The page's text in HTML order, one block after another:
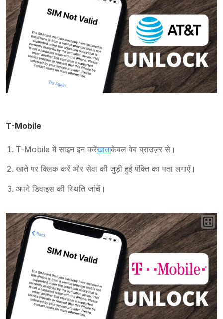
T-Mobile
T-Mobile में साइन इन करेंखाताकेवल वेब ब्राउज़र से।
खाते पर क्लिक करें और सेवा की जुड़ी हुई पंक्ति का पता लगाएँ।
अपने डिवाइस की स्थिति जांचें।